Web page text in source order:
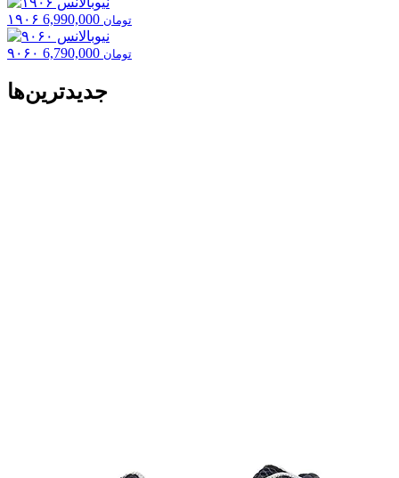
۱۹۰۶ 6,990,000 تومان
۹۰۶۰ 6,790,000 تومان
جدیدترین‌ها